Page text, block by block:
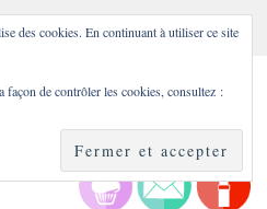
des cookies. En continuant à utiliser ce site
façon de contrôler les cookies, consultez :